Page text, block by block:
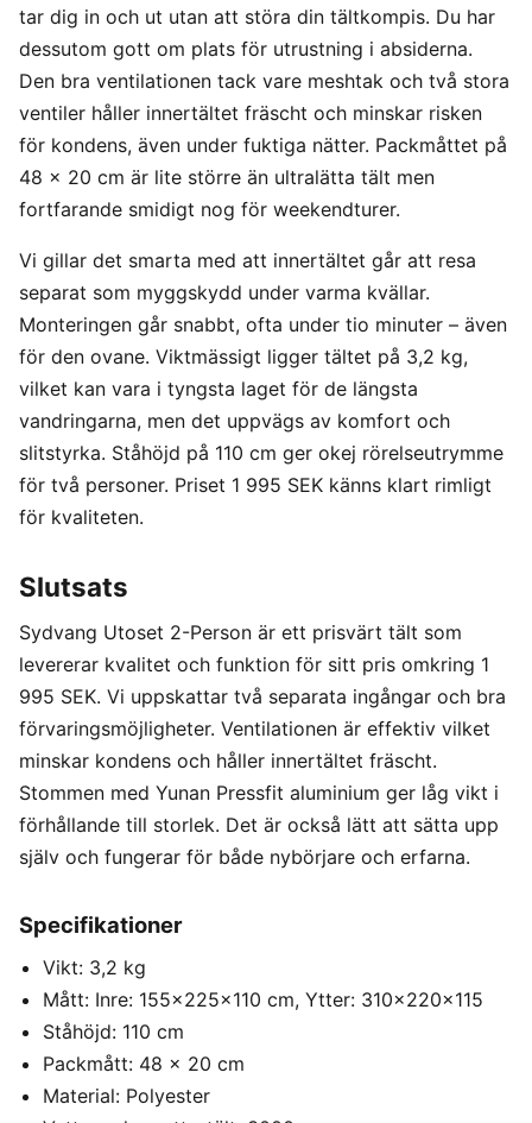
tar dig in och ut utan att störa din tältkompis. Du har
dessutom gott om plats för utrustning i absiderna.
Den bra ventilationen tack vare meshtak och två stora
ventiler håller innertältet fräscht och minskar risken
för kondens, även under fuktiga nätter. Packmåttet på
48 x 20 cm är lite större än ultralätta tält men
fortfarande smidigt nog för weekendturer.
Vi gillar det smarta med att innertältet går att resa
separat som myggskydd under varma kvällar.
Monteringen går snabbt, ofta under tio minuter – även
för den ovane. Viktmässigt ligger tältet på 3,2 kg,
vilket kan vara i tyngsta laget för de längsta
vandringarna, men det uppvägs av komfort och
slitstyrka. Ståhöjd på 110 cm ger okej rörelseutrymme
för två personer. Priset 1 995 SEK känns klart rimligt
för kvaliteten.
Slutsats
Sydvang Utoset 2-Person är ett prisvärt tält som
levererar kvalitet och funktion för sitt pris omkring 1
995 SEK. Vi uppskattar två separata ingångar och bra
förvaringsmöjligheter. Ventilationen är effektiv vilket
minskar kondens och håller innertältet fräscht.
Stommen med Yunan Pressfit aluminium ger låg vikt i
förhållande till storlek. Det är också lätt att sätta upp
själv och fungerar för både nybörjare och erfarna.
Specifikationer
Vikt: 3,2 kg
Mått: Inre: 155x225x110 cm, Ytter: 310x220x115
Ståhöjd: 110 cm
Packmått: 48 x 20 cm
Material: Polyester